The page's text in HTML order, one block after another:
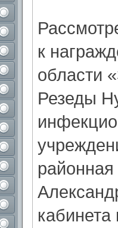
к
области
Резеды
кабинета